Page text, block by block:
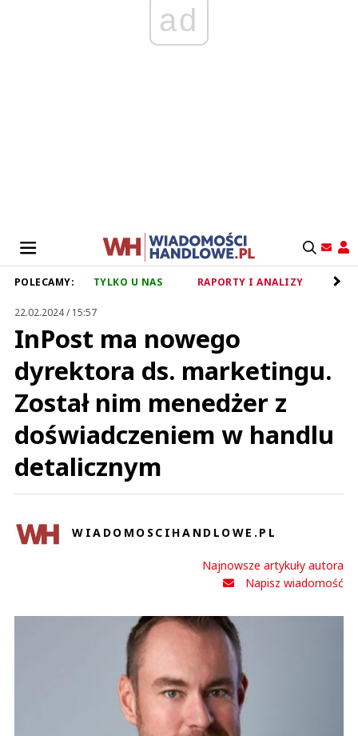
ad
POLECAMY: TYLKO U NAS RAPORTY I ANALIZY
22.02.2024 / 15:57
InPost ma nowego
dyrektora ds. marketingu.
Został nim menedżer z
doświadczeniem w handlu
detalicznym
WIADOMOSCIHANDLOWE.PL
Najnowsze artykuły autora
Napisz wiadomość